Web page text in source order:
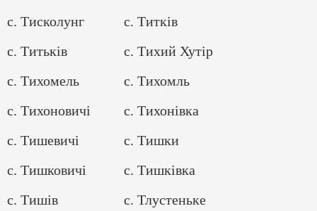
с. Тисколунг
с. Титків
с. Титьків
с. Тихий Хутір
с. Тихомель
с. Тихомль
с. Тихоновичі
с. Тихонівка
с. Тишевичі
с. Тишки
с. Тишковичі
с. Тишківка
с. Тишів
с. Тлустеньке